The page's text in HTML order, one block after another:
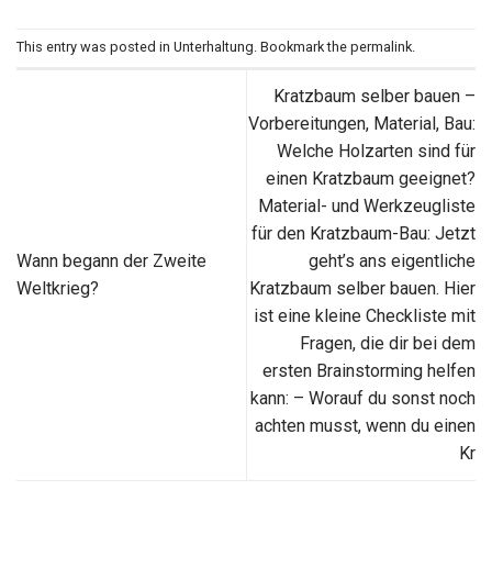
This entry was posted in Unterhaltung. Bookmark the permalink.
Wann begann der Zweite
Weltkrieg?
Kratzbaum selber bauen –
Vorbereitungen, Material, Bau:
Welche Holzarten sind für
einen Kratzbaum geeignet?
Material- und Werkzeugliste
für den Kratzbaum-Bau: Jetzt
geht’s ans eigentliche
Kratzbaum selber bauen. Hier
ist eine kleine Checkliste mit
Fragen, die dir bei dem
ersten Brainstorming helfen
kann: – Worauf du sonst noch
achten musst, wenn du einen
Kr